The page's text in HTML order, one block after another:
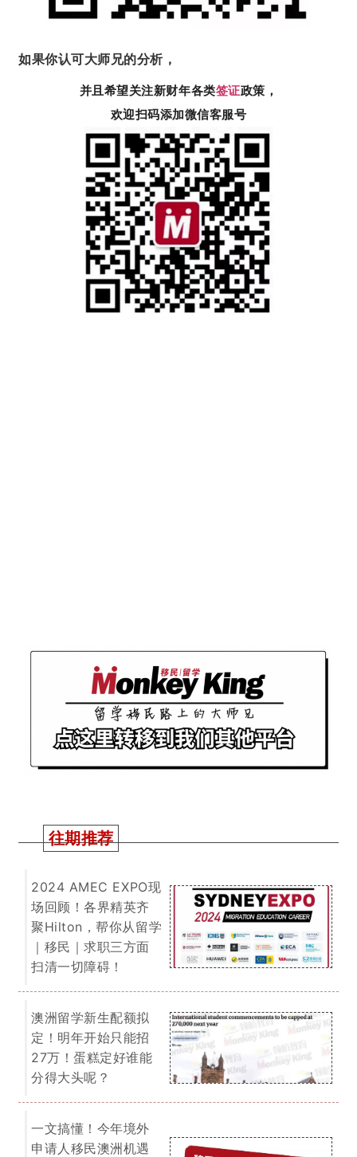
如果你认可大师兄的分析，
并且希望关注新财年各类签证政策，
欢迎扫码添加微信客服号
往期推荐
2024 AMEC EXPO现
场回顾！各界精英齐
聚Hilton，帮你从留学
｜移民｜求职三方面
扫清一切障碍！
澳洲留学新生配额拟
定！明年开始只能招
27万！蛋糕定好谁能
分得大头呢？
一文搞懂！今年境外
申请人移民澳洲机遇